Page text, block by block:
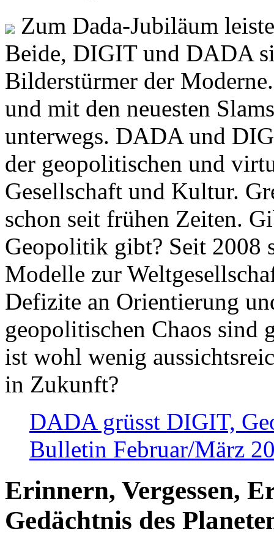
Zum Dada-Jubiläum
Beide, DIGIT und DADA
Bilderstürmer der
und mit den neuesten
unterwegs. DADA und
der geopolitischen und
Gesellschaft und Kultur.
schon seit frühen Zeiten.
Geopolitik gibt? Seit 2008
Modelle zur
Defizite an Orientierung
geopolitischen Chaos sind
ist wohl wenig
in Zukunft?
DADA grüsst DIGIT,
Bulletin Februar/März
Erinnern, Vergessen,
Gedächtnis des